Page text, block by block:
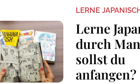
LERNE
Lerne
durch
sollst du
anfangen?